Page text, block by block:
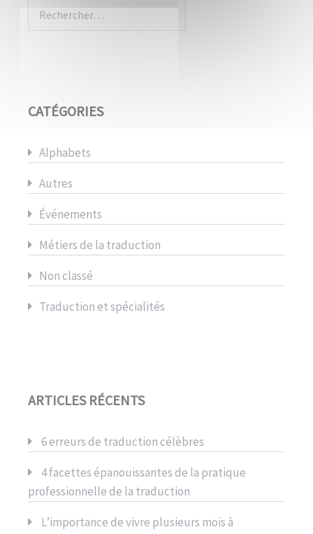
CATÉGORIES
Alphabets
Autres
Événements
Métiers de la traduction
Non classé
Traduction et spécialités
ARTICLES RÉCENTS
6 erreurs de traduction célèbres
4 facettes épanouissantes de la pratique
professionnelle de la traduction
L’importance de vivre plusieurs mois à